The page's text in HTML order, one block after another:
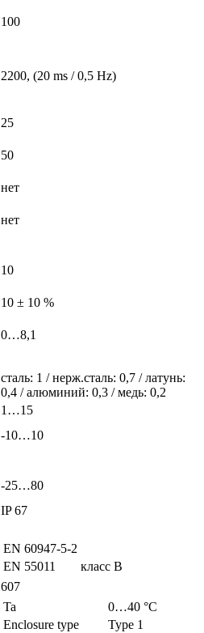
100
2200, (20 ms / 0,5 Hz)
25
50
нет
нет
10
10 ± 10 %
0…8,1
сталь: 1 / нерж.сталь: 0,7 / латунь:
0,4 / алюминий: 0,3 / медь: 0,2
1…15
-10…10
-25…80
IP 67
EN 60947-5-2
EN 55011
класс B
607
Ta
0…40 °C
Enclosure type
Type 1